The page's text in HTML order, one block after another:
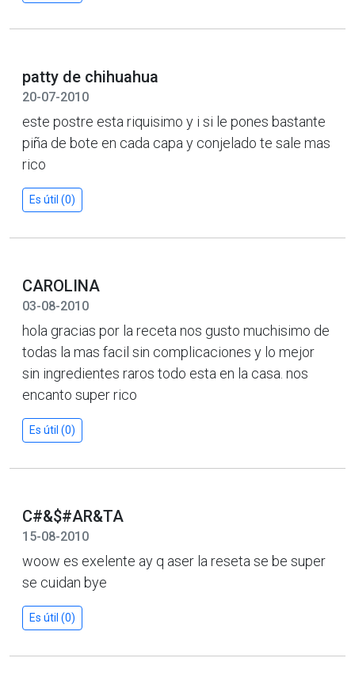
patty de chihuahua
20-07-2010
este postre esta riquisimo y i si le pones bastante
piña de bote en cada capa y conjelado te sale mas
rico
Es útil (0)
CAROLINA
03-08-2010
hola gracias por la receta nos gusto muchisimo de
todas la mas facil sin complicaciones y lo mejor
sin ingredientes raros todo esta en la casa. nos
encanto super rico
Es útil (0)
C#&$#AR&TA
15-08-2010
woow es exelente ay q aser la reseta se be super
se cuidan bye
Es útil (0)